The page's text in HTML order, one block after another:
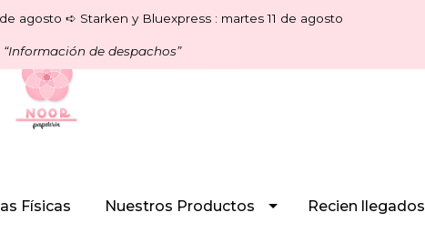
agosto ➪ Starken y Bluexpress : martes 11 de agosto
de despachos”
Físicas Nuestros Productos Recien llegados